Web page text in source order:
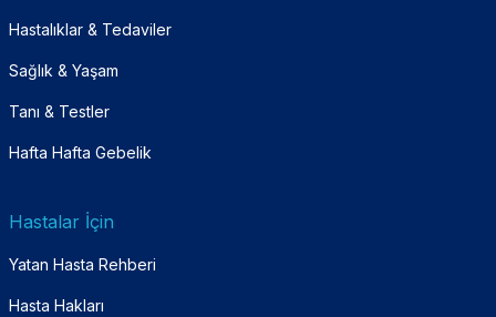
Hastalıklar & Tedaviler
Sağlık & Yaşam
Tanı & Testler
Hafta Hafta Gebelik
Hastalar İçin
Yatan Hasta Rehberi
Hasta Hakları